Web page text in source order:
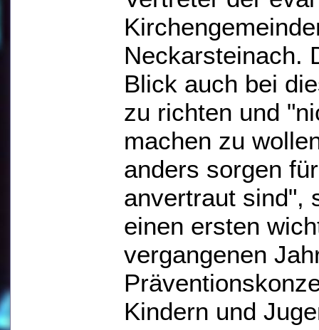
Neckarsteinach.
Blick auch bei
zu richten und
machen zu
anders sorgen
anvertraut sind",
einen ersten
vergangenen
Kindern und